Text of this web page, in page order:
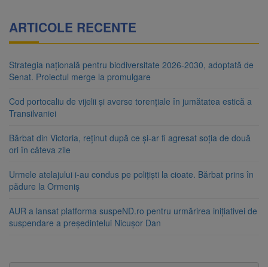
ARTICOLE RECENTE
Strategia națională pentru biodiversitate 2026-2030, adoptată de
Senat. Proiectul merge la promulgare
Cod portocaliu de vijelii și averse torențiale în jumătatea estică a
Transilvaniei
Bărbat din Victoria, reținut după ce și-ar fi agresat soția de două
ori în câteva zile
Urmele atelajului i-au condus pe polițiști la cioate. Bărbat prins în
pădure la Ormeniș
AUR a lansat platforma suspeND.ro pentru urmărirea inițiativei de
suspendare a președintelui Nicușor Dan